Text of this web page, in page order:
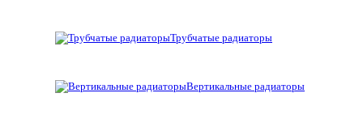
Трубчатые радиаторы
Вертикальные радиаторы